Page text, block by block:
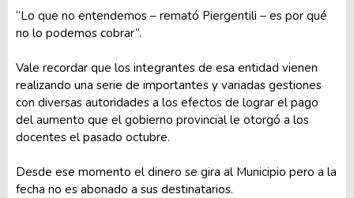
“Lo que no entendemos – remató Piergentili – es por qué
no lo podemos cobrar”.
Vale recordar que los integrantes de esa entidad vienen
realizando una serie de importantes y variadas gestiones
con diversas autoridades a los efectos de lograr el pago
del aumento que el gobierno provincial le otorgó a los
docentes el pasado octubre.
Desde ese momento el dinero se gira al Municipio pero a la
fecha no es abonado a sus destinatarios.